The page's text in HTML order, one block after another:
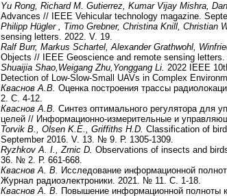
Yu Rong, Richard M. Gutierrez, Kumar Vijay Mishra,
Advances // IEEE Vehicular technology magazine.
Philipp Hügler , Timo Grebner, Christina Knill, Christian
sensing letters. 2022. V. 19.
Ralf Burr, Markus Schartel, Alexander Grathwohl,
Objects // IEEE Geoscience and remote sensing
Shuaijia Shao,Weigang Zhu,Yonggang Li. 2022 IEEE
Detection of Low-Slow-Small UAVs in Complex
Кваснов А.В. Оценка построения трассы
2. С. 4-12.
Кваснов А.В. Синтез оптимального регулятора для
целей // Информационно-измерительные и
Torvik B., Olsen K.E., Griffiths H.D. Classification of
September 2016. V. 13. № 9. Р. 1305-1309.
Ryzhkov A. I., Zrnic D. Observations of insects and
36. № 2. Р. 661-668.
Кваснов А. В. Исследование информационной
Журнал радиоэлектроники. 2021. № 11. С. 1-18.
Кваснов А. В. Повышение информационной полноты